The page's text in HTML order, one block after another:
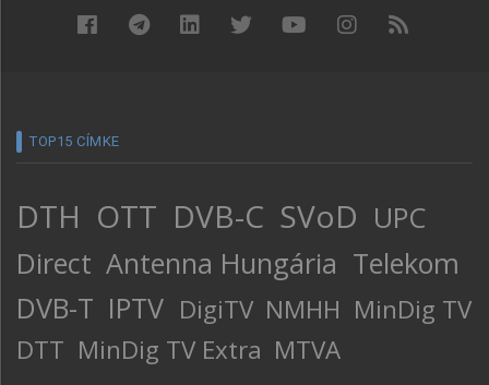
TOP15 CÍMKE
DTH OTT DVB-C SVoD UPC
Direct Antenna Hungária Telekom
DVB-T IPTV DigiTV NMHH MinDig TV
DTT MinDig TV Extra MTVA